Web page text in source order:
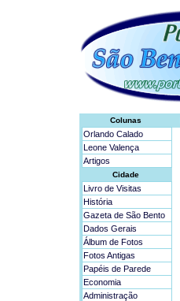
Colunas
Orlando Calado
Leone Valença
Artigos
Cidade
Livro de Visitas
História
Gazeta de São Bento
Dados Gerais
Álbum de Fotos
Fotos Antigas
Papéis de Parede
Economia
Administração